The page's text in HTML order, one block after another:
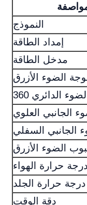
النموذج
إمداد الطاقة
مدخل الطاقة
الضوء الأزرق
الدائري 360
الجانبي العلوي
الجانبي السفلي
الضوء الأزرق
حرارة الهواء
حرارة الجلد
دقة الوقت